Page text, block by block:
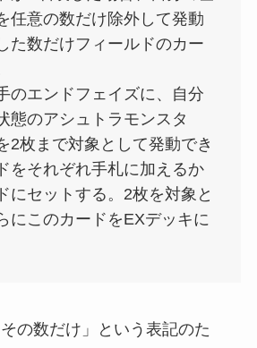
任意の数だけ除外して発動
た数だけフィールドのカー
のエンドフェイズに、自分
態のアシュトラモンスタ
2枚まで対象として発動でき
をそれぞれ手札に加えるか
にセットする。2枚を対象と
にこのカードをEXデッキに
の数だけ」という表記のた